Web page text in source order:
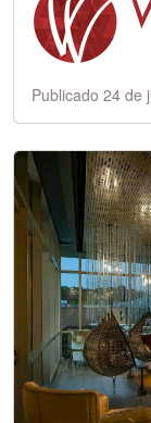
Publicado 24 de